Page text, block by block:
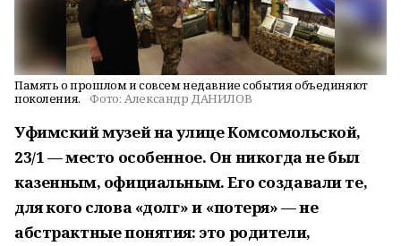
Память о прошлом и совсем недавние события объединяют
поколения.
Фото: Александр ДАНИЛОВ
Уфимский музей на улице Комсомольской,
23/1 — место особенное. Он никогда не был
казенным, официальным. Его создавали те,
для кого слова «долг» и «потеря» — не
абстрактные понятия: это родители,